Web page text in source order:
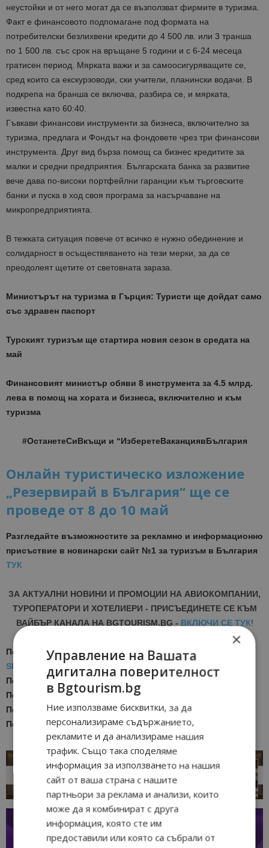
неустойки и от него могат да се възползват фирмите в туризма.
Факт е финансовото подпомагане под формата на
потребителски безлихвени кредити до 4 500 лв. или 3 транша
по 1 500 лв. със срок на връщане 5 години и с 6-24 месеца
гратисен период. Мярката важи и за самоосигуряващите се,
сред които са екскурзоводи, ски учители, планински водачи. В
подкрепа на бранша се включва, разбира се, и мярката,
известна като 60:40.
Гъвкави финансови инструменти за бизнеса, включително за
туризма, предлага и Фондът на фондовете чрез три финансови
инструмента. Друг вид бърза помощ са бизнес кредитите за
малки и средни предприятия. Българската банка за развитие
вече дава по-високи портфейлни гаранции към търговските
банки и пуска в ход своя програма за насърчаване на
микропредприятията.
В тежката ситуация повече от всичко е нужно обединение и
солидарност в осъществяването на тези мерки, за да се
преодолеят щетите от световната зараза.
Министърът на туризма в Гърция: Туристи ще дойдат само
със здравен паспорт
Турският туризъм ще стартира новия сезон в средата на
май
Финансовият министър обяви 8 инструмента за 4.5 млрд.
лева в помощ на хората и бизнеса, включително и към
туризма
#ОстанетеСиВкъщи и “ИзберетеВаканциявБългария
Онлайн туристическо изложение
„Резервирай в България“ ще се
проведе от 8 до 10 май
Разгледайте възможностите за рекламно и информационно
присъствие в новинарски сайт №1 за туризъм в България
ТУК
ЗА АКТУАЛНИ НОВИНИ И ПРОМОЦИИ НА АВИОКОМПАНИИ,
ТУРОПЕРАТОРИ И ХОТЕЛИЕРИ - ПРИСЪЕДИНЕТЕ СЕ КЪМ
ВАЙБЪР КАНАЛА НА BGTOURISM.BG - ВКЛЮЧИ СЕ ТУК!
Последвайте ни за още актуални новини в Google News
Showcase
Последвайте
Bgtourism.bg във
VIBER
ПоследвайтеBgtourism.bg вINSTAGRAM
Последвайте Bgtourism.bg въвFACEBOOK
ПоследвайтеBgtourism.bg в YOUTUBE
×
Управление на Вашата
дигитална поверителност
в Bgtourism.bg
Ние използваме бисквитки, за да
персонализираме съдържанието,
рекламите и да анализираме нашия
трафик. Също така споделяме
информация за използването на нашия
сайт от ваша страна с нашите
партньори за реклама и анализи, които
може да я комбинират с друга
информация, която сте им
предоставили или която са събрали от